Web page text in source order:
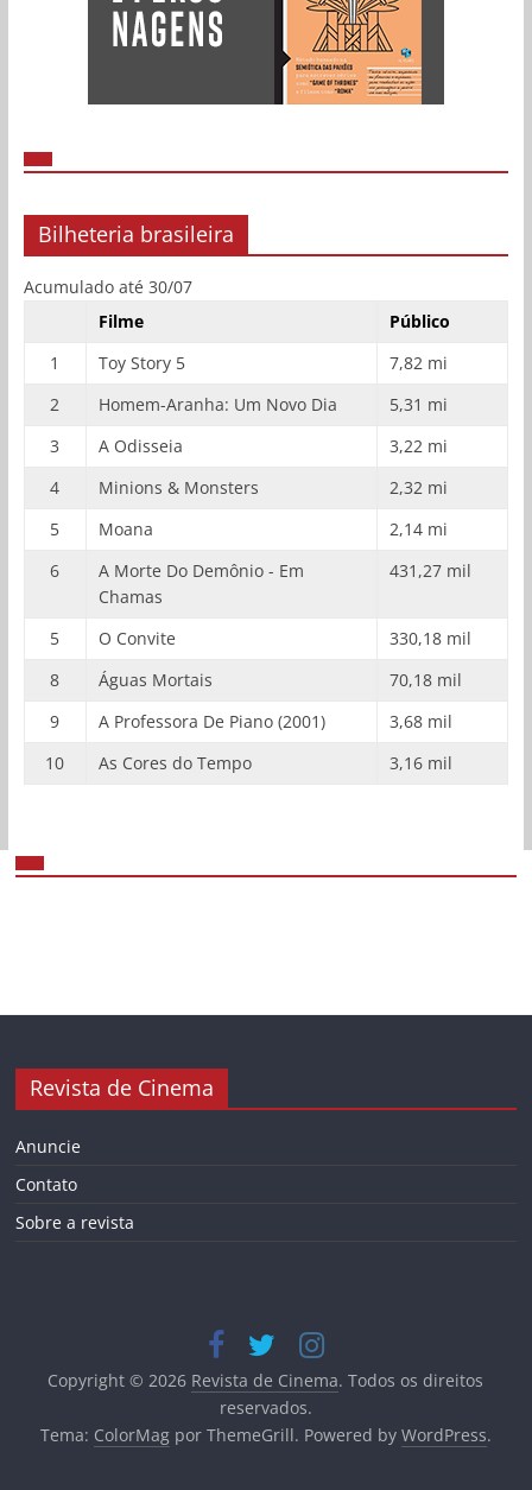
Bilheteria brasileira
Acumulado até 30/07
Filme
Público
1
Toy Story 5
7,82 mi
2
Homem-Aranha: Um Novo Dia
5,31 mi
3
A Odisseia
3,22 mi
4
Minions & Monsters
2,32 mi
5
Moana
2,14 mi
6
A Morte Do Demônio - Em
Chamas
431,27 mil
5 O Convite
330,18 mil
8
Águas Mortais
70,18 mil
9
A Professora De Piano (2001)
3,68 mil
10
As Cores do Tempo 3,16 mil
Revista de Cinema
Anuncie
Contato
Sobre a revista
Copyright © 2026 Revista de Cinema. Todos os direitos
reservados.
Tema: ColorMagpor ThemeGrill. Powered by WordPress.